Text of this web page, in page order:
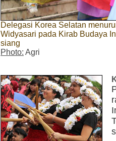
Delegasi Korea Selatan
Widyasari pada Kirab Budaya
siang
Photo: Agri